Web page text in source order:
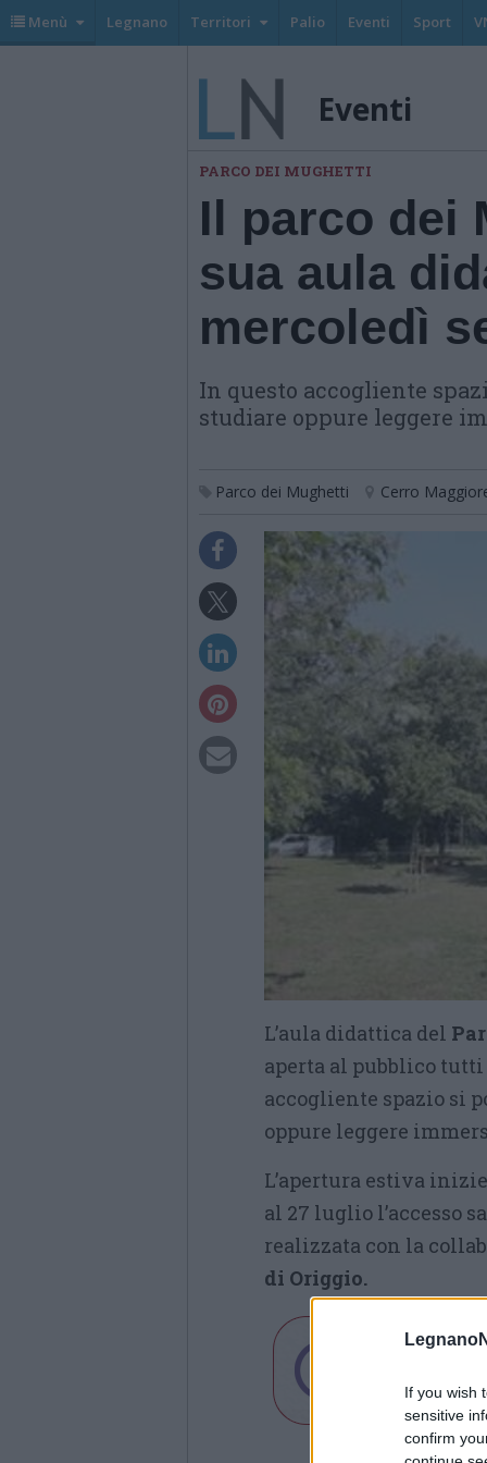
If you wish
sensitive
confirm
Menù Legnano Territori Palio Eventi Sport
Eventi
PARCO DEI MUGHETTI
Il parco dei
sua aula
mercoledì
In questo accogliente
studiare oppure leggere
Parco dei Mughetti Cerro
L’aula didattica del
aperta al pubblico tutti
accogliente spazio si
oppure leggere
L’apertura estiva
al 27 luglio l’accesso
realizzata con la
di Origgio.